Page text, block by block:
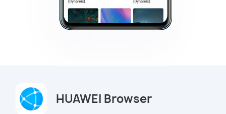
HUAWEI Browser